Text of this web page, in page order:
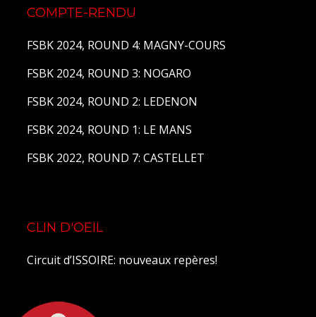
COMPTE-RENDU
FSBK 2024, ROUND 4: MAGNY-COURS
FSBK 2024, ROUND 3: NOGARO
FSBK 2024, ROUND 2: LEDENON
FSBK 2024, ROUND 1: LE MANS
FSBK 2022, ROUND 7: CASTELLET
CLIN D'OEIL
Circuit d’ISSOIRE: nouveaux repères!